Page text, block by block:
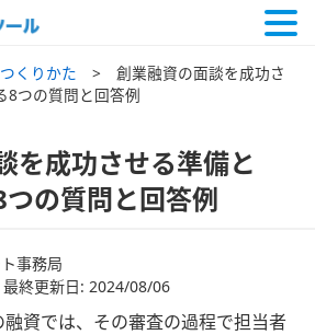
くりかた
創業融資の面談を成功さ
8つの質問と回答例
を成功させる準備と
の質問と回答例
事務局
終更新日: 2024/08/06
資では、その審査の過程で担当者